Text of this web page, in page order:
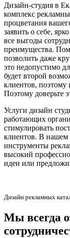
Дизайн-студия в
комплекс
процветания
заявить о себе,
все выгоды
преимущества.
позволить даже
это недопустимо
будет второй
клиентов, поэтому
Поэтому доверьте
Услуги дизайн
работающих
стимулировать
клиентов. В нашем
инструменты
высокий
идеи или
Дизайн рекламных
Мы всегда